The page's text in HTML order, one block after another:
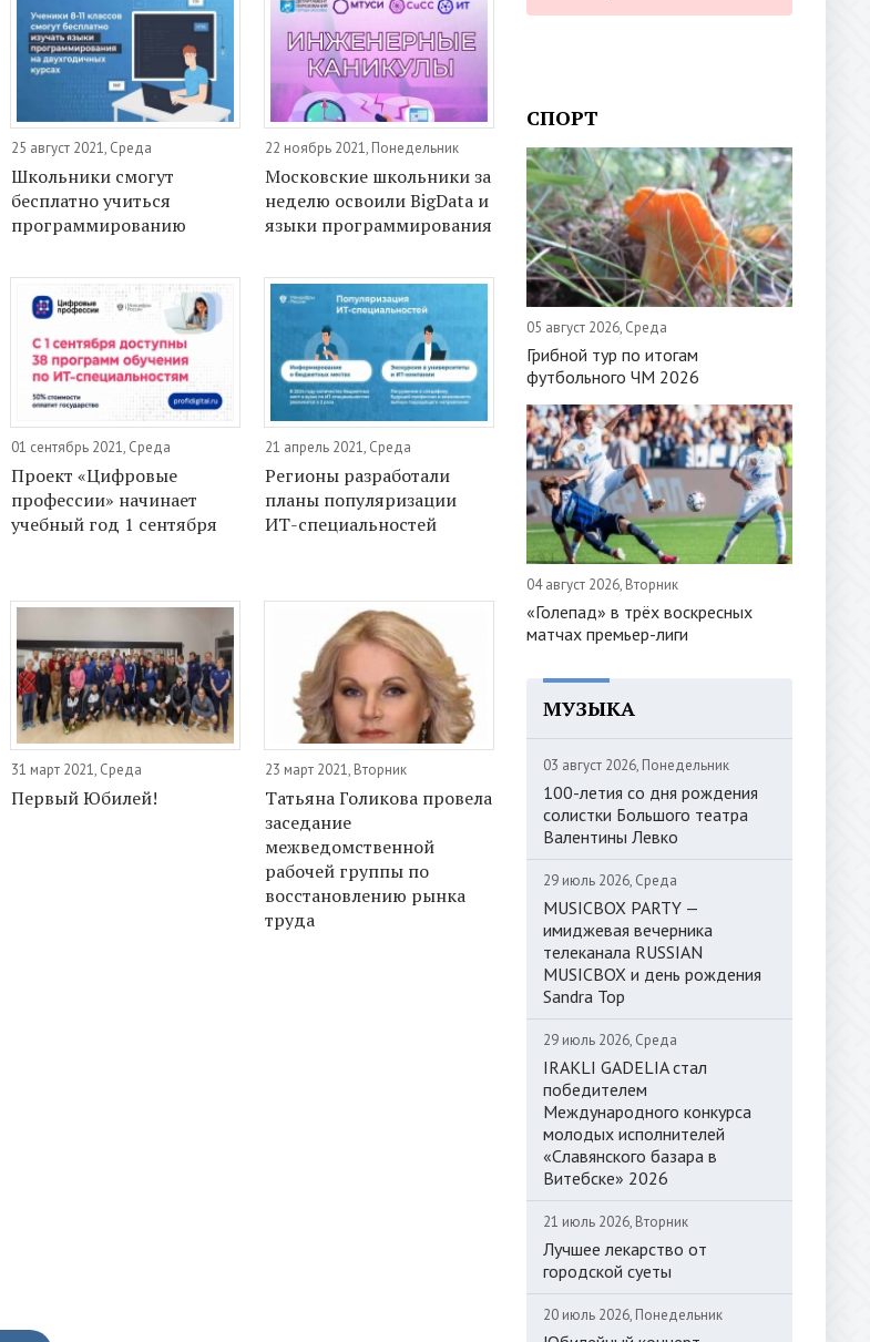
25 август 2021, Среда
Школьники смогут
бесплатно учиться
программированию
22 ноябрь 2021, Понедельник
Московские школьники за
неделю освоили BigData и
языки программирования
01 сентябрь 2021, Среда
Проект «Цифровые
профессии» начинает
учебный год 1 сентября
21 апрель 2021, Среда
Регионы разработали
планы популяризации
ИТ-специальностей
31 март 2021, Среда
Первый Юбилей!
23 март 2021, Вторник
Татьяна Голикова провела
заседание
межведомственной
рабочей группы по
восстановлению рынка
труда
СПОРТ
05 август 2026, Среда
Грибной тур по итогам
футбольного ЧМ 2026
04 август 2026, Вторник
«Голепад» в трёх воскресных
матчах премьер-лиги
МУЗЫКА
03 август 2026, Понедельник
100-летия со дня рождения
солистки Большого театра
Валентины Левко
29 июль 2026, Среда
MUSICBOX PARTY —
имиджевая вечерника
телеканала RUSSIAN
MUSICBOX и день рождения
Sandra Top
29 июль 2026, Среда
IRAKLI GADELIA стал
победителем
Международного конкурса
молодых исполнителей
«Славянского базара в
Витебске» 2026
21 июль 2026, Вторник
Лучшее лекарство от
городской суеты
20 июль 2026, Понедельник